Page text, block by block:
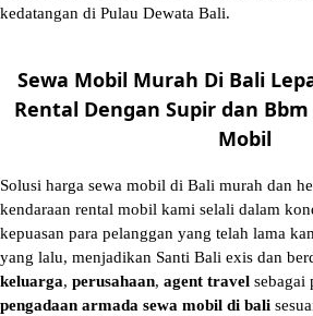
kedatangan di Pulau Dewata Bali.
Sewa Mobil Murah Di Bali
Rental Dengan Supir dan
Mobil
Solusi harga sewa mobil di Bali murah dan
kendaraan rental mobil kami selali dalam
kepuasan para pelanggan yang telah lama
yang lalu, menjadikan Santi Bali exis dan
keluarga, perusahaan, agent travel sebagai
pengadaan armada sewa mobil di bali